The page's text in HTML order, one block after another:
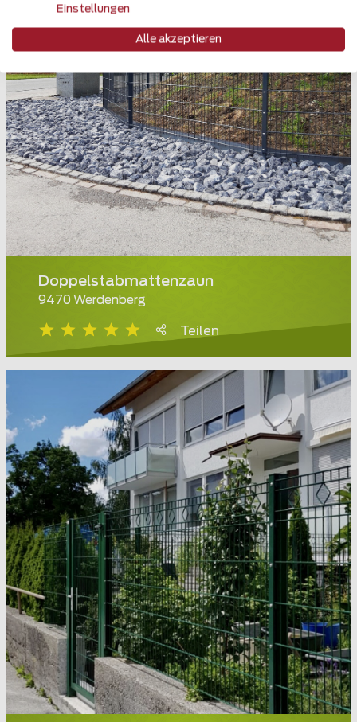
Doppelstabmattenzaun
9470 Werdenberg
Teilen
Einstellungen
Alle akzeptieren